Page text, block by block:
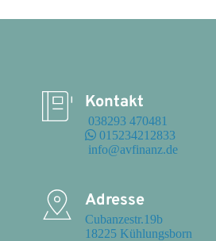
Kontakt
038293 470481
015234212833
info@avfinanz.de
Adresse
Cubanzestr.19b
18225 Kühlungsborn